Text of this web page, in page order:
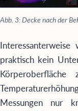
Abb. 3: Decke nach der
praktisch kein
Messungen nur